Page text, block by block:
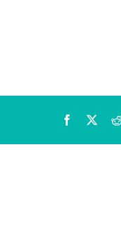
Facebook